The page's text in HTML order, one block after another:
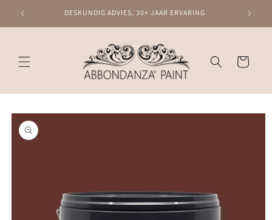
naar de
DESKUNDIG ADVIES, 30+ JAAR ERVARING
Winkelwagen
direct naar